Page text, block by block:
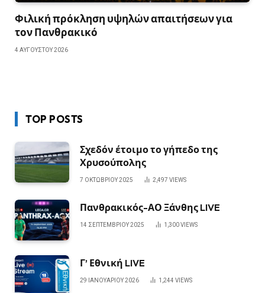
Φιλική πρόκληση υψηλών απαιτήσεων για
τον Πανθρακικό
4 ΑΥΓΟΎΣΤΟΥ 2026
TOP POSTS
Σχεδόν έτοιμο το γήπεδο της
Χρυσούπολης
7 ΟΚΤΩΒΡΊΟΥ 2025 2,497 VIEWS
Πανθρακικός-ΑΟ Ξάνθης LIVE
14 ΣΕΠΤΕΜΒΡΊΟΥ 2025 1,300VIEWS
Γ’ Εθνική LIVE
29 ΙΑΝΟΥΑΡΊΟΥ 2026 1,244 VIEWS